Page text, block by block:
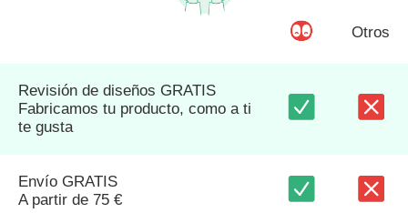
Otros
Revisión de diseños GRATIS
Fabricamos tu producto, como a ti
te gusta
Envío GRATIS
A partir de 75 €